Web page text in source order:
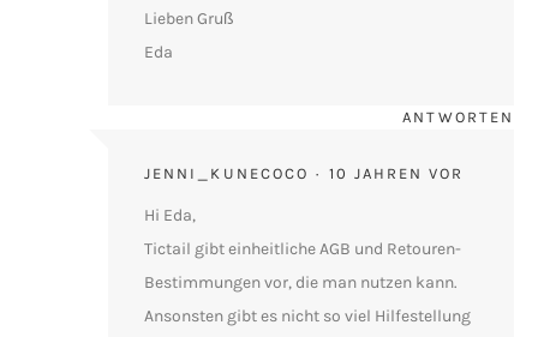
Lieben Gruß
Eda
JENNI_KUNECOCO 10 JAHREN VOR
ANTWORTEN
Hi Eda,
Tictail gibt einheitliche AGB und Retouren-
Bestimmungen vor, die man nutzen kann.
Ansonsten gibt es nicht so viel Hilfestellung